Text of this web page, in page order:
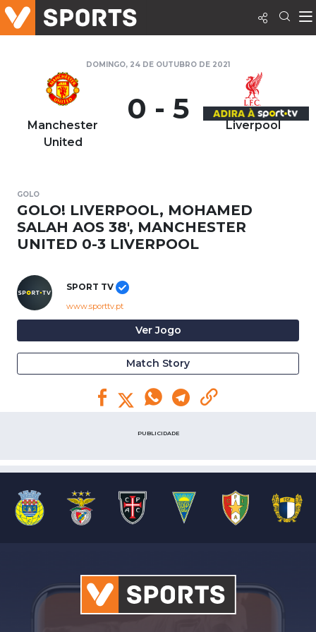
DOMINGO, 24 DE OUTUBRO DE 2021
Manchester
United
0 - 5 Liverpool
GOLO
GOLO! LIVERPOOL, MOHAMED
SALAH AOS 38', MANCHESTER
UNITED 0-3 LIVERPOOL
SPORT TV
www.sporttv.pt
Ver Jogo
Match Story
PUBLICIDADE